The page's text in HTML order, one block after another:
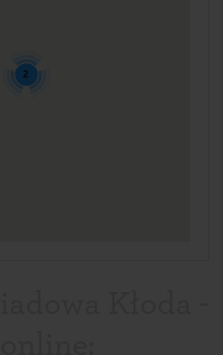
2